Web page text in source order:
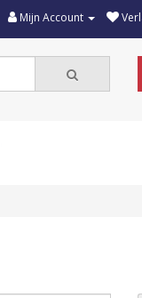
Mijn Account